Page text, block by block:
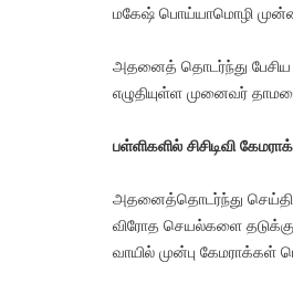
மகேஷ் பொய்யாமொழி
அதனைத் தொடர்ந்து
எழுதியுள்ள முனைவர்
பள்ளிகளில் சிசிடிவி
அதனைத்தொடர்ந்து
விரோத செயல்களை
வாயில் முன்பு கேமராக்கள்